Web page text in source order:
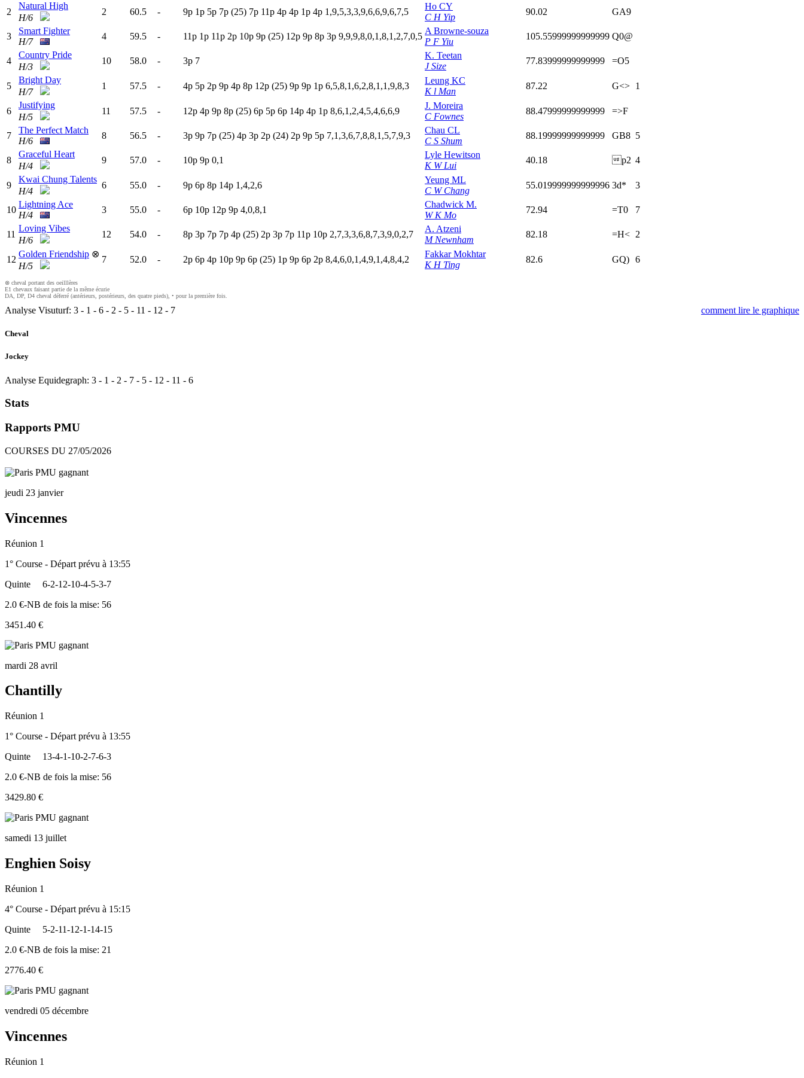
2
Natural High
H/6
2 60.5 - 9p 1p 5p 7p (25) 7p 11p 4p 4p 1p 4p 1,9,5,3,3,9,6,6,9,6,7,5
Ho CY
C H Yip
90.02 GA9
3
Smart Fighter
H/7
4 59.5 - 11p 1p 11p 2p 10p 9p (25) 12p 9p 8p 3p 9,9,9,8,0,1,8,1,2,7,0,5
A Browne-souza
P F Yiu
105.55999999999999 Q0@
4
Country Pride
H/3
10 58.0 - 3p 7
K. Teetan
J Size
77.83999999999999 =O5
5
Bright Day
H/7
1 57.5 - 4p 5p 2p 9p 4p 8p 12p (25) 9p 9p 1p 6,5,8,1,6,2,8,1,1,9,8,3
Leung KC
K l Man
87.22 G<> 1
6
Justifying
H/5
11 57.5 - 12p 4p 9p 8p (25) 6p 5p 6p 14p 4p 1p 8,6,1,2,4,5,4,6,6,9
J. Moreira
C Fownes
88.47999999999999 =>F
7
The Perfect Match
H/6
8 56.5 - 3p 9p 7p (25) 4p 3p 2p (24) 2p 9p 5p 7,1,3,6,7,8,8,1,5,7,9,3
Chau CL
C S Shum
88.19999999999999 GB8 5
8
Graceful Heart
H/4
9 57.0 - 10p 9p 0,1
Lyle Hewitson
K W Lui
40.18 p2 4
9
Kwai Chung Talents
H/4
6 55.0 - 9p 6p 8p 14p 1,4,2,6
Yeung ML
C W Chang
55.019999999999996 3d* 3
10
Lightning Ace
H/4
3 55.0 - 6p 10p 12p 9p 4,0,8,1
Chadwick M.
W K Mo
72.94 =T0 7
11
Loving Vibes
H/6
12 54.0 - 8p 3p 7p 7p 4p (25) 2p 3p 7p 11p 10p 2,7,3,3,6,8,7,3,9,0,2,7
A. Atzeni
M Newnham
82.18 =H< 2
12
Golden Friendship ⊗
H/5
7 52.0 - 2p 6p 4p 10p 9p 6p (25) 1p 9p 6p 2p 8,4,6,0,1,4,9,1,4,8,4,2
Fakkar Mokhtar
K H Ting
82.6 GQ) 6
⊗ cheval portant des oeilllères
E1 chevaux faisant partie de la même écurie
DA, DP, D4 cheval déferré (antérieurs, postérieurs, des quatre pieds), • pour la première fois.
Analyse Visuturf: 3 - 1 - 6 - 2 - 5 - 11 - 12 - 7 comment lire le graphique
Cheval
Jockey
Analyse Equidegraph: 3 - 1 - 2 - 7 - 5 - 12 - 11 - 6
Stats
Rapports PMU
COURSES DU 27/05/2026
jeudi 23 janvier
Vincennes
Réunion 1
1° Course - Départ prévu à 13:55
Quinte
6-2-12-10-4-5-3-7
2.0 €-NB de fois la mise: 56
3451.40 €
mardi 28 avril
Chantilly
Réunion 1
1° Course - Départ prévu à 13:55
Quinte
13-4-1-10-2-7-6-3
2.0 €-NB de fois la mise: 56
3429.80 €
samedi 13 juillet
Enghien Soisy
Réunion 1
4° Course - Départ prévu à 15:15
Quinte
5-2-11-12-1-14-15
2.0 €-NB de fois la mise: 21
2776.40 €
vendredi 05 décembre
Vincennes
Réunion 1